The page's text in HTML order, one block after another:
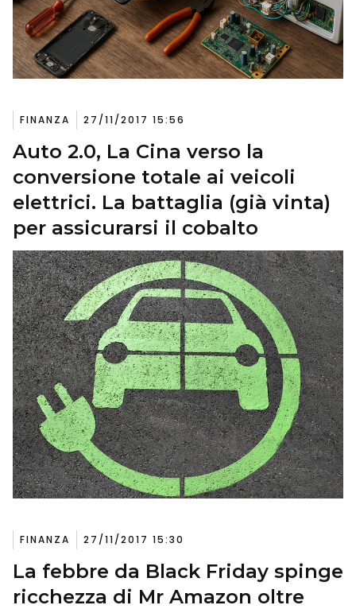
FINANZA 27/11/2017 15:56
Auto 2.0, La Cina verso la
conversione totale ai veicoli
elettrici. La battaglia (già vinta)
per assicurarsi il cobalto
FINANZA 27/11/2017 15:30
La febbre da Black Friday spinge
ricchezza di Mr Amazon oltre